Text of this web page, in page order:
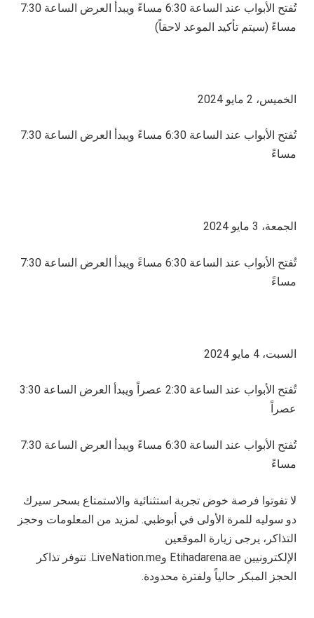
تُفتح الأبواب عند الساعة 6:30 مساءً ويبدأ العرض الساعة 7:30
مساءً (سيتم تأكيد الموعد لاحقاً)
الخميس، 2 مايو 2024
تُفتح الأبواب عند الساعة 6:30 مساءً ويبدأ العرض الساعة 7:30
مساءً
الجمعة، 3 مايو 2024
تُفتح الأبواب عند الساعة 6:30 مساءً ويبدأ العرض الساعة 7:30
مساءً
السبت، 4 مايو 2024
تُفتح الأبواب عند الساعة 2:30 عصراً ويبدأ العرض الساعة 3:30
عصراً
تُفتح الأبواب عند الساعة 6:30 مساءً ويبدأ العرض الساعة 7:30
مساءً
لا تفوتوا فرصة خوض تجربة استثنائية والاستمتاع بسحر سيرك
دو سوليه للمرة الأولى في أبوظبي. لمزيد من المعلومات وحجز
التذاكر، يرجى زيارة الموقعين
الإلكترونيين Etihadarena.ae وLiveNation.me. تتوفر تذاكر
الحجز المبكر حالياً ولفترة محدودة.